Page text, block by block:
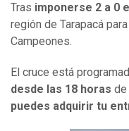
Tras imponerse 2 a 0
región de Tarapacá
Campeones.
El cruce está
desde las 18 horas de
puedes adquirir tu